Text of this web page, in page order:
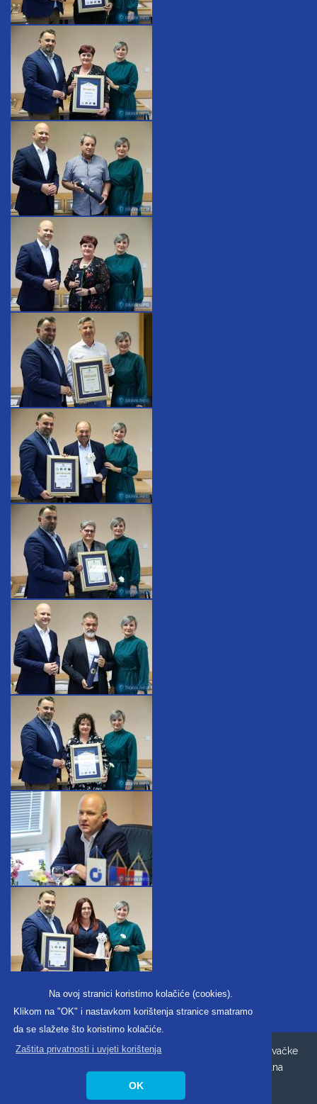
Na ovoj stranici koristimo kolačiće (cookies).
Klikom na "OK" i nastavkom korištenja stranice smatramo
da se slažete što koristimo kolačiće.
Zaštita privatnosti i uvjeti korištenja
OK
Copyright ©2026. Obrtnička komora Koprivničko-križevačke
Digitalna
pristupačnost